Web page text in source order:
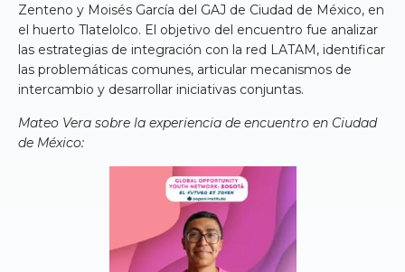
Zenteno y Moisés García del GAJ de Ciudad de México, en
el huerto Tlatelolco. El objetivo del encuentro fue analizar
las estrategias de integración con la red LATAM, identificar
las problemáticas comunes, articular mecanismos de
intercambio y desarrollar iniciativas conjuntas.
Mateo Vera sobre la experiencia de encuentro en Ciudad
de México: